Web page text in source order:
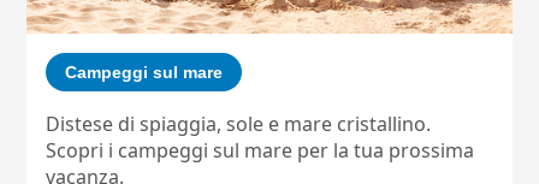
Campeggi sul mare
Distese di spiaggia, sole e mare cristallino.
Scopri i campeggi sul mare per la tua prossima
vacanza.